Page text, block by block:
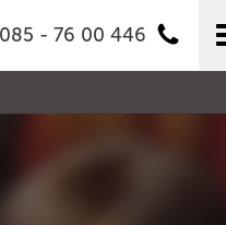
- 76 00 446